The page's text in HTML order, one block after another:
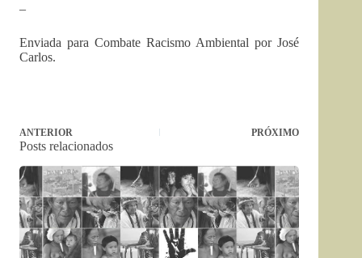
–
Enviada para Combate Racismo Ambiental por José
Carlos.
ANTERIOR PRÓXIMO
Posts relacionados